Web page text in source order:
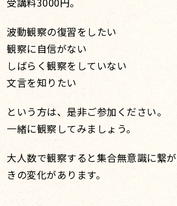
波動観察の復習をしたい
観察に自信がない
しばらく観察をしていない
文言を知りたい
という方は、是非ご参加ください。
一緒に観察してみましょう。
大人数で観察すると集合無意識に繋
きの変化があります。